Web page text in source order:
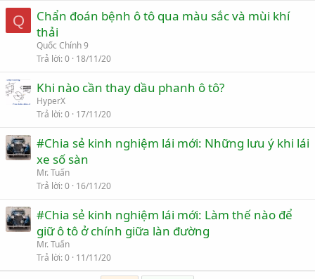
Q
Chẩn đoán bệnh ô tô qua màu sắc và mùi khí
thải
Quốc Chính 9
Trả lời 0 18/11/20
Khi nào cần thay dầu phanh ô tô?
HyperX
Trả lời 0 17/11/20
#Chia sẻ kinh nghiệm lái mới: Những lưu ý khi lái
xe số sàn
Mr. Tuấn
Trả lời 0 16/11/20
#Chia sẻ kinh nghiệm lái mới: Làm thế nào để
giữ ô tô ở chính giữa làn đường
Mr. Tuấn
Trả lời 0 11/11/20